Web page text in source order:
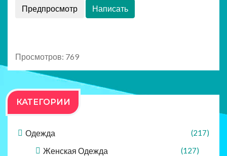
Просмотров: 769
КАТЕГОРИИ
Одежда (217)
Женская Одежда (127)